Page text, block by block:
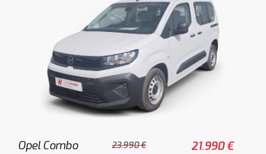
Opel Combo 23.990 € 21.990 €